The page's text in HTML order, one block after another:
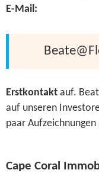
E-Mail:
Erstkontakt auf.
auf unseren
paar
Cape Coral